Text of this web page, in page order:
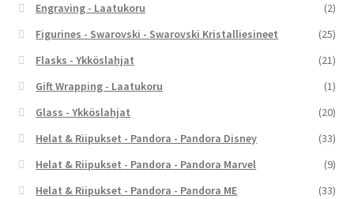
Engraving - Laatukoru
(2)
Figurines - Swarovski - Swarovski Kristalliesineet
(25)
Flasks - Ykköslahjat
(21)
Gift Wrapping - Laatukoru
(1)
Glass - Ykköslahjat
(20)
Helat & Riipukset - Pandora - Pandora Disney
(33)
Helat & Riipukset - Pandora - Pandora Marvel
(9)
Helat & Riipukset - Pandora - Pandora ME
(33)